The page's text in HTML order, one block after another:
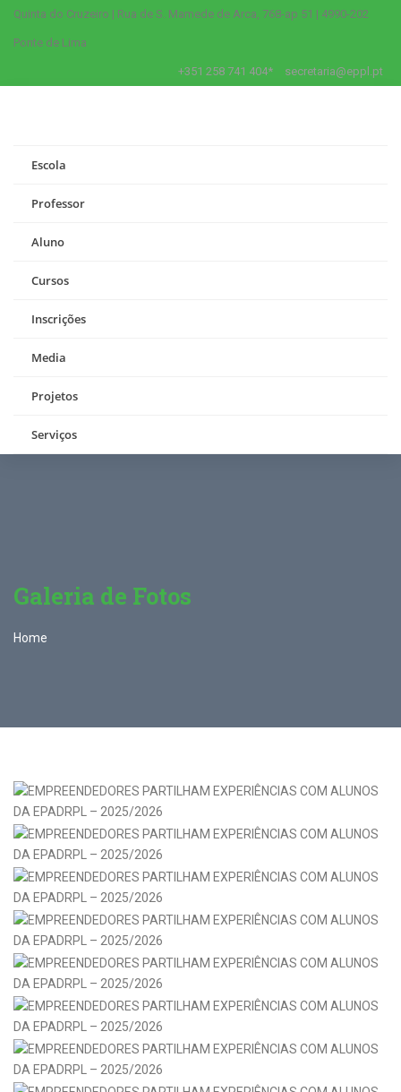
Quinta do Cruzeiro | Rua de S. Mamede de Arca, 768-ap 51 | 4990-202
Ponte de Lima
+351 258 741 404* secretaria@eppl.pt
Escola
Professor
Aluno
Cursos
Inscrições
Media
Projetos
Serviços
Galeria de Fotos
Home